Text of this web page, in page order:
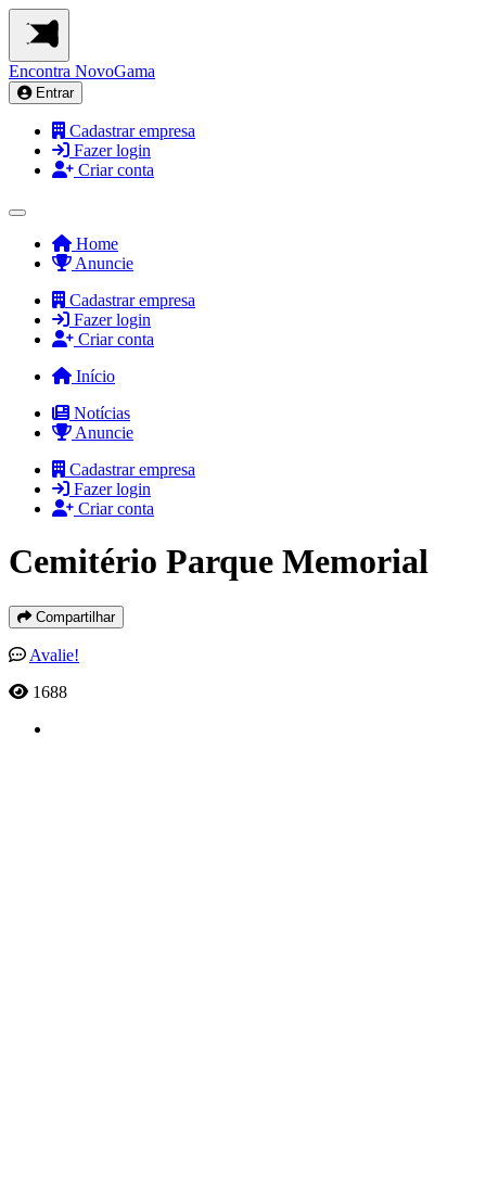
Encontra NovoGama
Entrar
Cadastrar empresa
Fazer login
Criar conta
Home
Anuncie
Cadastrar empresa
Fazer login
Criar conta
Início
Notícias
Anuncie
Cadastrar empresa
Fazer login
Criar conta
Cemitério Parque Memorial
Compartilhar
Avalie!
1688